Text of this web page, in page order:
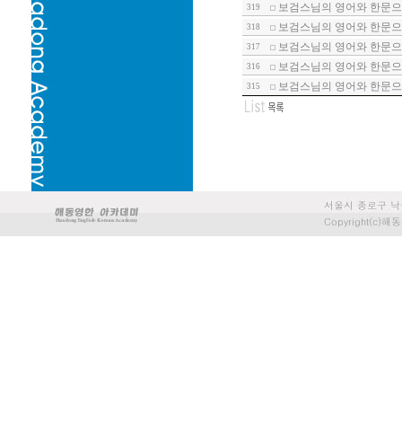
319 보검스님의 영어와 한문
318 보검스님의 영어와 한문
317 보검스님의 영어와 한문
316 보검스님의 영어와 한문
315 보검스님의 영어와 한문